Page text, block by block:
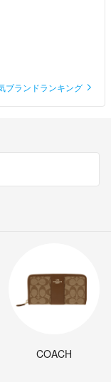
ブランドランキング
COACH